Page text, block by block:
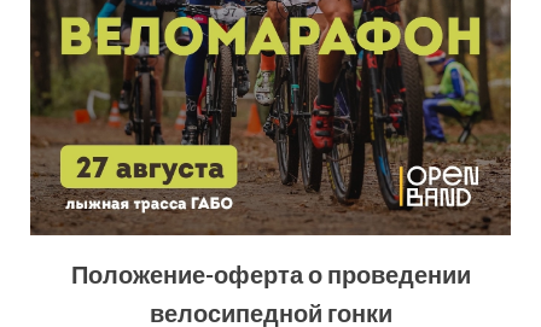
Положение-оферта о проведении
велосипедной гонки